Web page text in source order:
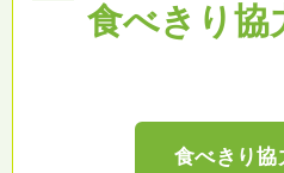
食べきり協
食べきり協